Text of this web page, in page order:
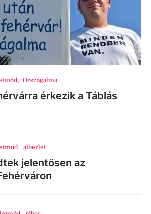
, Országalma
érkezik a Táblás
, albérlet
jelentősen az